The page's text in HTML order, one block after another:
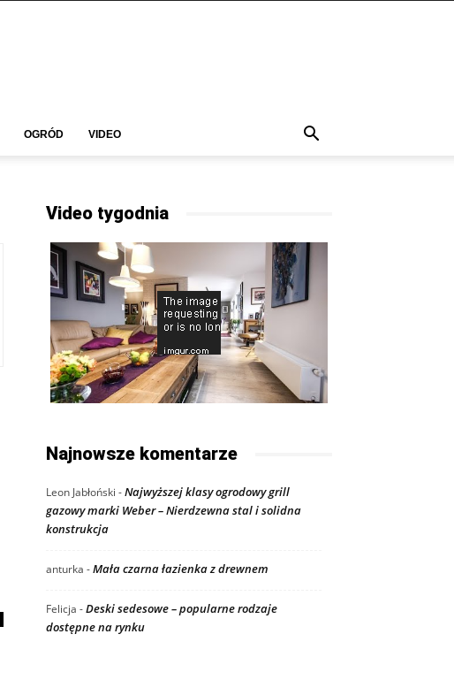
OGRÓD VIDEO
Video tygodnia
Najnowsze komentarze
Leon Jabłoński -Najwyższej klasy ogrodowy grill
gazowy marki Weber – Nierdzewna stal i solidna
konstrukcja
anturka -Mała czarna łazienka z drewnem
Felicja -Deski sedesowe – popularne rodzaje
dostępne na rynku